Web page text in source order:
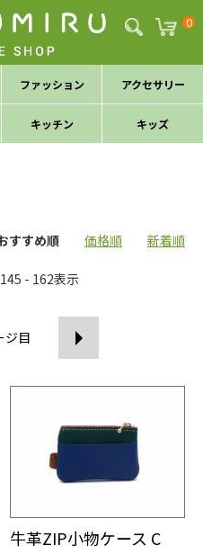
0
ファッション アクセサリー
キッチン キッズ
すすめ順 価格順 新着順
145 - 162表示
ジ目
牛革ZIP小物ケース C